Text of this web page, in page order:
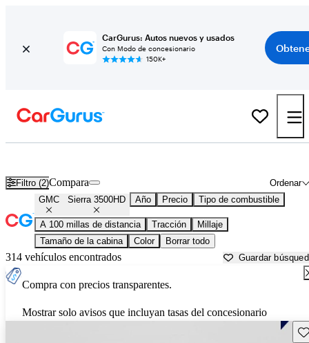
CarGurus: Autos nuevos y usados
Con Modo de concesionario
150K+
Filtro (2) Ordenar
Compara
GMC Sierra 3500HD Año Precio Tipo de combustible
A 100 millas de distancia Tracción
Millaje
Tamaño de la cabina
Color Borrar todo
314 vehículos encontrados Guardar
Compra con precios transparentes.
Mostrar solo avisos que incluyan tasas del concesionario